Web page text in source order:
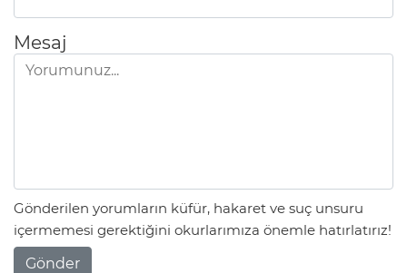
Mesaj
Gönderilen yorumların küfür, hakaret ve suç unsuru
içermemesi gerektiğini okurlarımıza önemle hatırlatırız!
Gönder